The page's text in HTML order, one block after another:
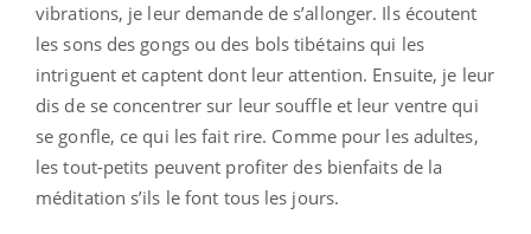
vibrations, je leur demande de s’allonger. Ils écoutent
les sons des gongs ou des bols tibétains qui les
intriguent et captent dont leur attention. Ensuite, je leur
dis de se concentrer sur leur souffle et leur ventre qui
se gonfle, ce qui les fait rire. Comme pour les adultes,
les tout-petits peuvent profiter des bienfaits de la
méditation s’ils le font tous les jours.